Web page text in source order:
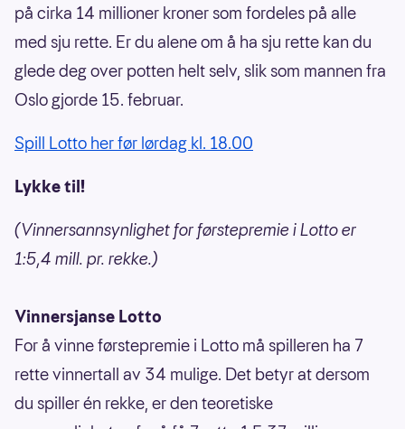
på cirka 14 millioner kroner som fordeles på alle
med sju rette. Er du alene om å ha sju rette kan du
glede deg over potten helt selv, slik som mannen fra
Oslo gjorde 15. februar.
Spill Lotto her før lørdag kl. 18.00
Lykke til!
(Vinnersannsynlighet for førstepremie i Lotto er
1:5,4 mill. pr. rekke.)
Vinnersjanse Lotto
For å vinne førstepremie i Lotto må spilleren ha 7
rette vinnertall av 34 mulige. Det betyr at dersom
du spiller én rekke, er den teoretiske